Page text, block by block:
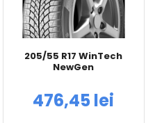
205/55 R17 WinTech
NewGen
476,45 lei